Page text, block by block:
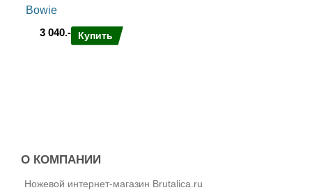
Bowie
3 040.-
Купить
О КОМПАНИИ
Ножевой интернет-магазин Brutalica.ru